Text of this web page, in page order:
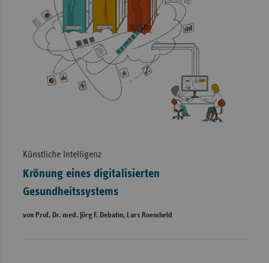
Künstliche Intelligenz
Krönung eines digitalisierten
Gesundheitssystems
von Prof. Dr. med. Jörg F. Debatin, Lars Roemheld